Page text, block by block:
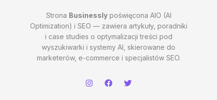
Strona Businesslypoświęcona AIO (AI
Optimization) i SEO — zawiera artykuły, poradniki
i case studies o optymalizacji treści pod
wyszukiwarki i systemy AI, skierowane do
marketerów, e-commerce i specjalistów SEO.